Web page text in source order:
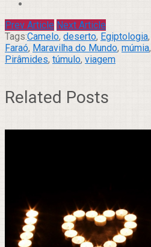
Prev Article Next Article
Tags:Camelo, deserto, Egiptologia,
Faraó, Maravilha do Mundo, múmia,
Pirâmides, túmulo, viagem
Related Posts